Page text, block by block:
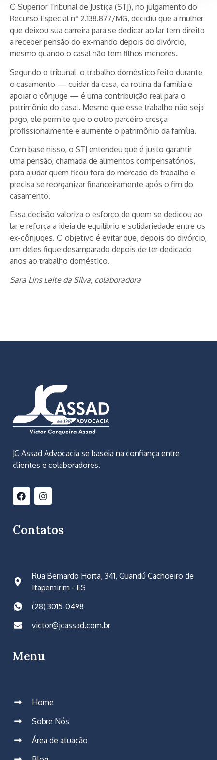
O Superior Tribunal de Justiça (STJ), no julgamento do
Recurso Especial nº 2.138.877/MG, decidiu que a mulher
que deixou sua carreira para se dedicar ao lar tem direito
a receber pensão do ex-marido depois do divórcio,
mesmo quando o casal não tem filhos menores.
Segundo o tribunal, o trabalho doméstico feito durante
o casamento — cuidar da casa, da rotina da família e
apoiar o cônjuge — é uma contribuição real para o
patrimônio do casal. Mesmo que esse trabalho não seja
pago, ele permite que o outro parceiro cresça
profissionalmente e aumente o patrimônio da família.
Com base nisso, o STJ entendeu que é justo garantir
uma pensão, chamada de alimentos compensatórios,
para ajudar quem ficou fora do mercado de trabalho e
precisa se reorganizar financeiramente após o fim do
casamento.
Essa decisão valoriza o esforço de quem se dedicou ao
lar e reforça a ideia de equilíbrio e solidariedade entre os
ex-cônjuges. O objetivo é evitar que, depois do divórcio,
um deles fique desamparado depois de ter dedicado
anos ao trabalho doméstico.
Sara Lins Leite da Silva, colaboradora
JC Assad Advocacia se baseia na confiança entre
clientes e colaboradores.
Contatos
Rua Bernardo Horta, 341, Guandú Cachoeiro de
Itapemirim - ES
(28) 3015-0498
victor@jcassad.com.br
Menu
Home
Sobre Nós
Área de atuação